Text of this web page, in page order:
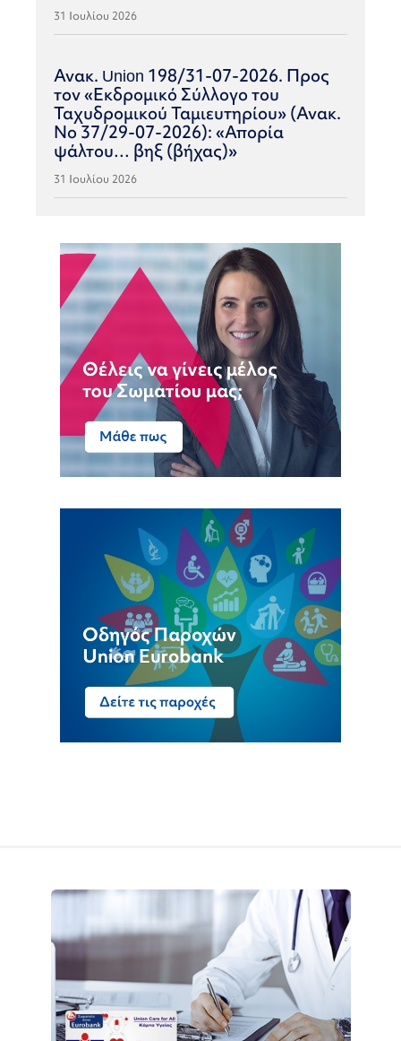
31 Ιουλίου 2026
Ανακ. Union 198/31-07-2026. Προς
τον «Εκδρομικό Σύλλογο του
Ταχυδρομικού Ταμιευτηρίου» (Ανακ.
Νο 37/29-07-2026): «Απορία
ψάλτου… βηξ (βήχας)»
31 Ιουλίου 2026